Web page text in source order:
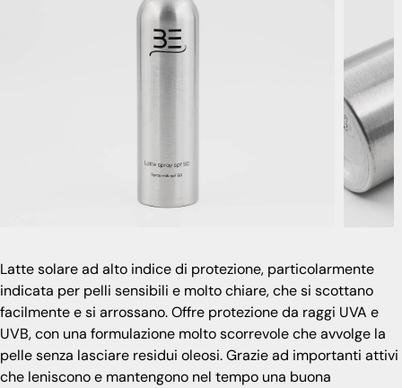
Latte solare ad alto indice di protezione, particolarmente
indicata per pelli sensibili e molto chiare, che si scottano
facilmente e si arrossano. Offre protezione da raggi UVA e
UVB, con una formulazione molto scorrevole che avvolge la
pelle senza lasciare residui oleosi. Grazie ad importanti attivi
che leniscono e mantengono nel tempo una buona